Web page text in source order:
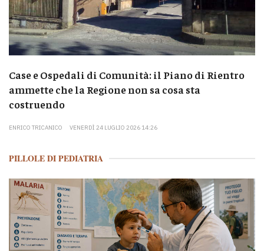
Case e Ospedali di Comunità: il Piano di Rientro
ammette che la Regione non sa cosa sta
costruendo
ENRICO TRICANICO VENERDÌ 24 LUGLIO 2026 14:26
PILLOLE DI PEDIATRIA